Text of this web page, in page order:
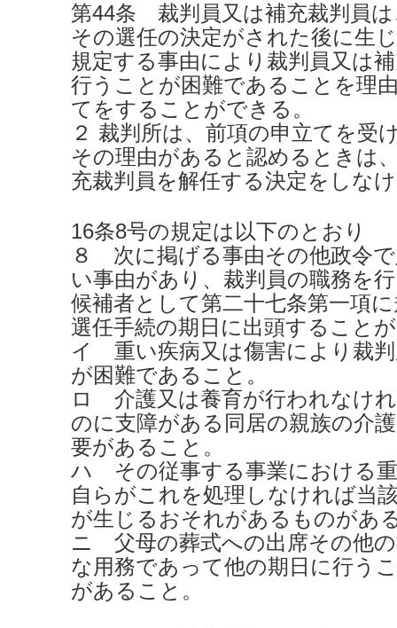
第44条 裁判員又は補充裁判員
その選任の決定がされた後に生
規定する事由により裁判員又は
行うことが困難であることを理
てをすることができる。
２ 裁判所は、前項の申立てを受
その理由があると認めるときは
充裁判員を解任する決定をしな
16条8号の規定は以下のとおり
８ 次に掲げる事由その他政令
い事由があり、裁判員の職務を
候補者として第二十七条第一項
選任手続の期日に出頭すること
イ 重い疾病又は傷害により裁
が困難であること。
ロ 介護又は養育が行われなけ
のに支障がある同居の親族の介
要があること。
ハ その従事する事業における
自らがこれを処理しなければ当
が生じるおそれがあるものがあ
ニ 父母の葬式への出席その他
な用務であって他の期日に行う
があること。